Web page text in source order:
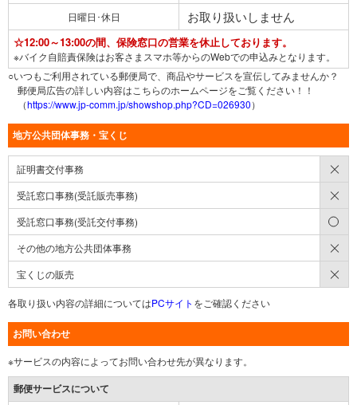
日曜日･休日 お取り扱いしません
☆12:00～13:00の間、保険窓口の営業を休止しております。
※バイク自賠責保険はお客さまスマホ等からのWebでの申込みとなります。
○いつもご利用されている郵便局で、商品やサービスを宣伝してみませんか？
郵便局広告の詳しい内容はこちらのホームページをご覧ください！！
（https://www.jp-comm.jp/showshop.php?CD=026930）
地方公共団体事務・宝くじ
証明書交付事務
受託窓口事務(受託販売事務)
受託窓口事務(受託交付事務)
その他の地方公共団体事務
宝くじの販売
各取り扱い内容の詳細についてはPCサイト をご確認ください
お問い合わせ
※サービスの内容によってお問い合わせ先が異なります。
郵便サービスについて